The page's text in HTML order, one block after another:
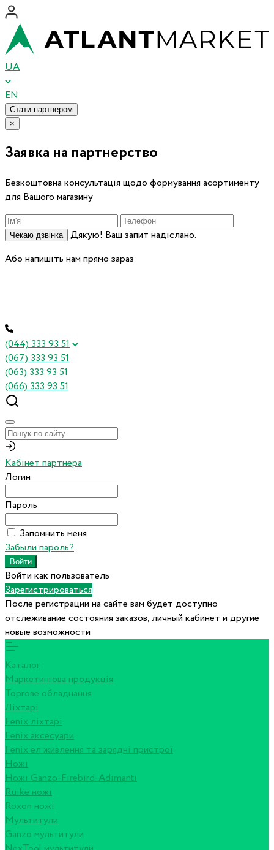
UA
EN
Стати партнером
×
Заявка на партнерство
Безкоштовна консультація щодо формування асортименту
для Вашого магазину
Чекаю дзвінка
Дякую! Ваш запит надіслано.
Або напишіть нам прямо зараз
(044) 333 93 51
(067) 333 93 51
(063) 333 93 51
(066) 333 93 51
Кабінет партнера
Логин
Пароль
Запомнить меня
Забыли пароль?
Войти как пользователь
Зарегистрироваться
После регистрации на сайте вам будет доступно
отслеживание состояния заказов, личный кабинет и другие
новые возможности
Каталог
Маркетингова продукція
Торгове обладнання
Ліхтарі
Fenix ліхтарі
Fenix аксесуари
Fenix ел живлення та зарядні пристрої
Ножі
Ножі Ganzo-Firebird-Adimanti
Ruike ножі
Roxon ножi
Мультитули
Ganzo мультитули